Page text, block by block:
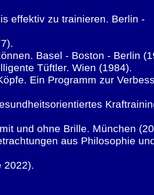
effektiv zu trainieren. Berlin -
Basel - Boston - Berlin
Tüftler. Wien (1984).
Ein Programm zur
und ohne Brille. München
aus Philosophie
2022).